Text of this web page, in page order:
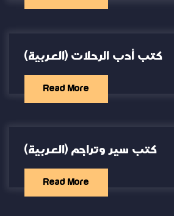
(العربية) كتب أدب الرحلات
Read More
(العربية) كتب سير وتراجم
Read More